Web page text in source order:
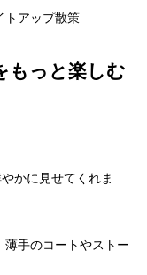
トアップ散策
もっと楽しむ
かに見せてくれま
手のコートやストー